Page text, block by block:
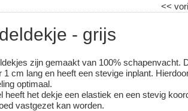
<<
- grijs
zijn gemaakt van 100% schapenvacht.
1 cm lang en heeft een stevige inplant.
optimaal.
heeft het dekje een elastiek en een stevig
vastgezet kan worden.